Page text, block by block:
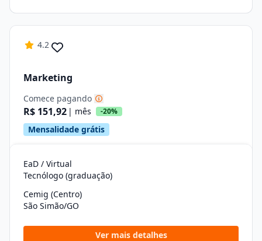
4.2
Marketing
Comece pagando
R$ 151,92 | mês -20%
Mensalidade grátis
EaD / Virtual
Tecnólogo (graduação)
Cemig (Centro)
São Simão/GO
Ver mais detalhes